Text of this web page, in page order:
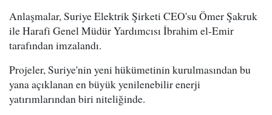
Anlaşmalar, Suriye Elektrik Şirketi CEO'su Ömer Şakruk
ile Harafi Genel Müdür Yardımcısı İbrahim el-Emir
tarafından imzalandı.
Projeler, Suriye'nin yeni hükümetinin kurulmasından bu
yana açıklanan en büyük yenilenebilir enerji
yatırımlarından biri niteliğinde.